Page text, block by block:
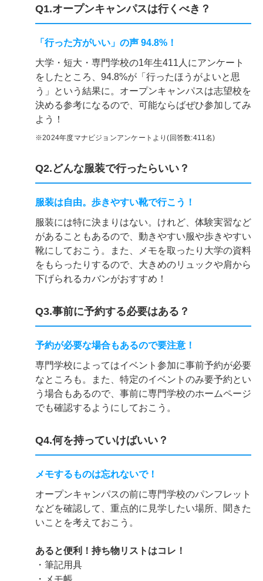
Q1.オープンキャンパスは行くべき？
「行った方がいい」の声 94.8%！
大学・短大・専門学校の1年生411人にアンケート
をしたところ、94.8%が「行ったほうがよいと思
う」という結果に。オープンキャンパスは志望校を
決める参考になるので、可能ならばぜひ参加してみ
よう！
※2024年度マナビジョンアンケートより(回答数:411名)
Q2.どんな服装で行ったらいい？
服装は自由。歩きやすい靴で行こう！
服装には特に決まりはない。けれど、体験実習など
があることもあるので、動きやすい服や歩きやすい
靴にしておこう。また、メモを取ったり大学の資料
をもらったりするので、大きめのリュックや肩から
下げられるカバンがおすすめ！
Q3.事前に予約する必要はある？
予約が必要な場合もあるので要注意！
専門学校によってはイベント参加に事前予約が必要
なところも。また、特定のイベントのみ要予約とい
う場合もあるので、事前に専門学校のホームページ
でも確認するようにしておこう。
Q4.何を持っていけばいい？
メモするものは忘れないで！
オープンキャンパスの前に専門学校のパンフレット
などを確認して、重点的に見学したい場所、聞きた
いことを考えておこう。
あると便利！持ち物リストはコレ！
・筆記用具
・メモ帳